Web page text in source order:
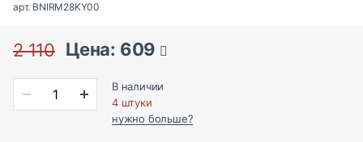
арт. BNIRM28KY00
2 110 Цена: 609
В наличии
4 штуки
нужно больше?